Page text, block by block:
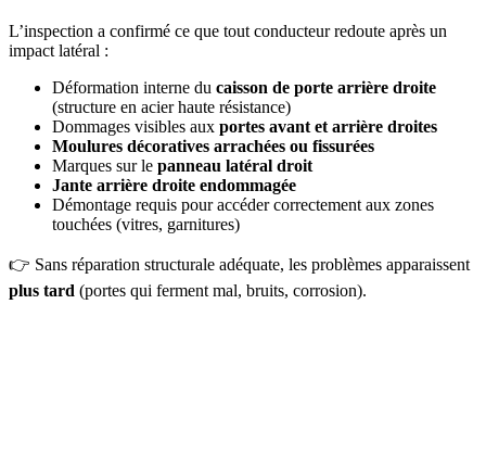
L’inspection a confirmé ce que tout conducteur redoute après un
impact latéral :
Déformation interne du caisson de porte arrière droite
(structure en acier haute résistance)
Dommages visibles aux portes avant et arrière droites
Moulures décoratives arrachées ou fissurées
Marques sur le panneau latéral droit
Jante arrière droite endommagée
Démontage requis pour accéder correctement aux zones
touchées (vitres, garnitures)
👉 Sans réparation structurale adéquate, les problèmes apparaissent
plus tard (portes qui ferment mal, bruits, corrosion).